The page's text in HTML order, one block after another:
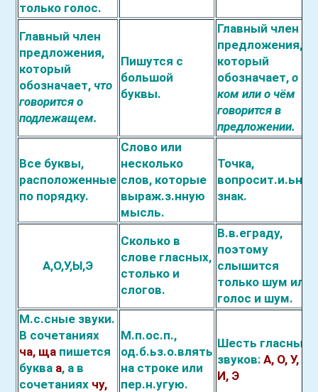
только голос.
Главный член
предложения,
который
обозначает, что
говорится о
подлежащем.
Пишутся с
большой
буквы.
Главный член
предложения,
который
обозначает,о
ком или о чём
говорится в
предложении.
Все буквы,
расположенные
по порядку.
Слово или
несколько
слов, которые
выраж.з.нную
мысль.
Точка,
вопросит.и.ь
знак.
А,О,У,Ы,Э
Сколько в
слове гласных,
столько и
слогов.
В.в.еграду,
поэтому
слышится
только шум или
голос и шум.
М.с.сные звуки.
В сочетаниях
ча, ща пишется
буква а, а в
сочетаниях чу,
М.п.ос.п.,
од.б.ьз.о.влять
на строке или
пер.н.угую.
Шесть гласных
звуков:А, О, У, Ы,
И, Э